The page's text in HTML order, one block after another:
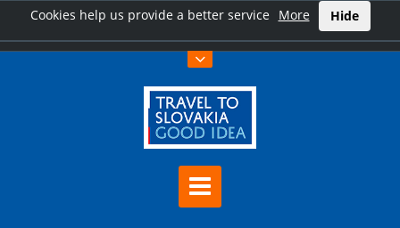
Cookies help us provide a better service More Hide